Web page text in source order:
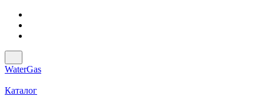
WaterGas
Каталог